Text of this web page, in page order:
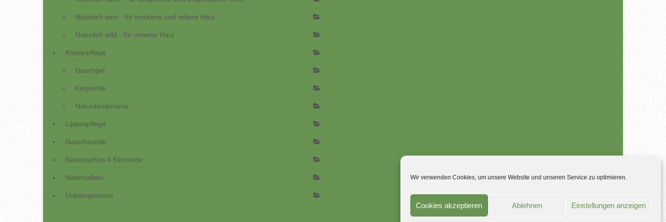
Wir verwenden Cookies, um unsere Website und unseren Service zu optimieren.
Cookies akzeptieren Ablehnen Einstellungen anzeigen
Natürlich sein - für trockene und reifere Haut
Natürlich wild - für unreine Haut
Körperpflege
Duschgel
Körperöle
Naturdeodorants
Lippenpflege
Naturhautöle
Naturparfüm 4 Elemente
Natursalben
Unkategorisiert